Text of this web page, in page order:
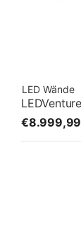
LED Wände
€8.999,99